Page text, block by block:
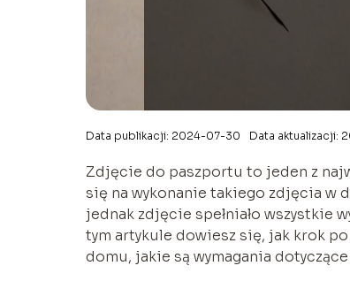
Data publikacji: 2024-07-30 Data aktualizacji:
Zdjęcie do paszportu to jeden z
się na wykonanie takiego zdjęcia w
jednak zdjęcie spełniało wszystkie
tym artykule dowiesz się, jak krok
domu, jakie są wymagania